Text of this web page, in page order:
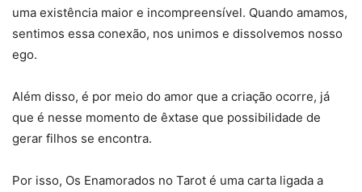
uma existência maior e incompreensível. Quando amamos,
sentimos essa conexão, nos unimos e dissolvemos nosso
ego.
Além disso, é por meio do amor que a criação ocorre, já
que é nesse momento de êxtase que possibilidade de
gerar filhos se encontra.
Por isso, Os Enamorados no Tarot é uma carta ligada a